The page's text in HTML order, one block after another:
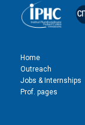
Home
Outreach
Jobs & Internships
Prof. pages